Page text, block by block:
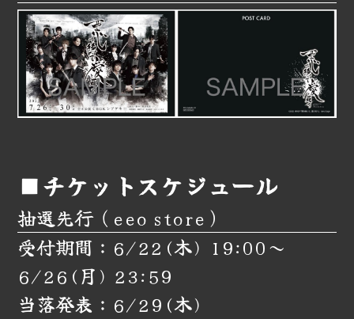
■チケットスケジュール
抽選先行（eeo store）
受付期間：6/22(木) 19:00～
6/26(月) 23:59
当落発表：6/29(木)